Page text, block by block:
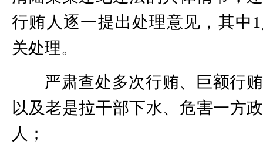
行贿人逐一提出处理意见，其中
关处理。
严肃查处多次行贿、巨额行
以及老是拉干部下水、危害一方
人；